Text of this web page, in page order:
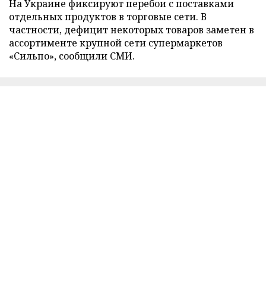
На Украине фиксируют перебои с поставками
отдельных продуктов в торговые сети. В
частности, дефицит некоторых товаров заметен в
ассортименте крупной сети супермаркетов
«Сильпо», сообщили СМИ.